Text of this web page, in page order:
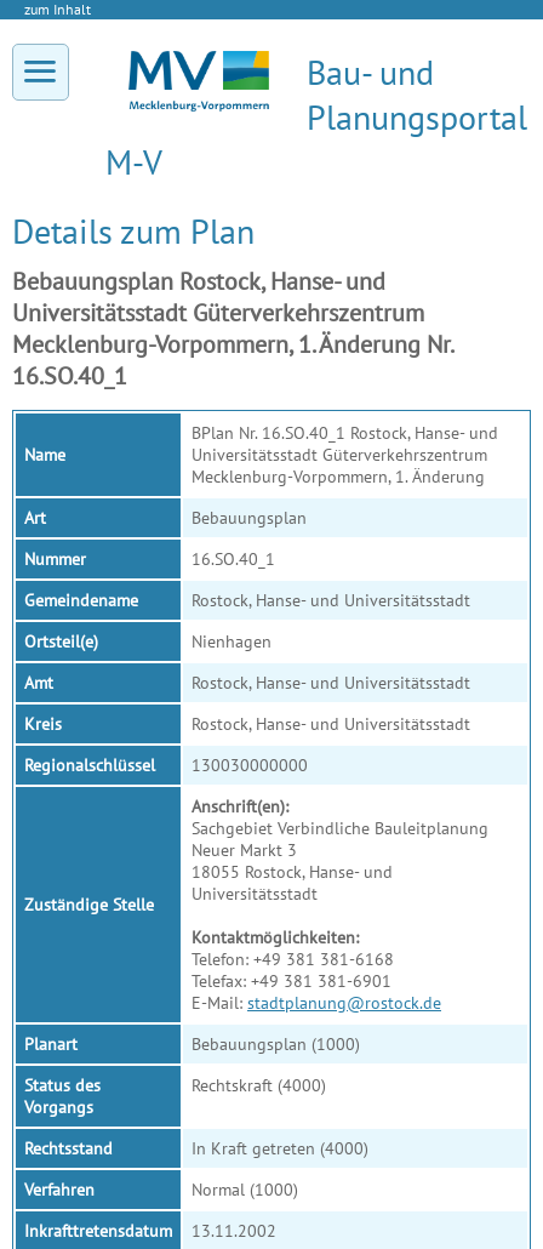
zum Inhalt
Bau- und
Planungsportal
M-V
Details zum Plan
Bebauungsplan Rostock, Hanse- und
Universitätsstadt Güterverkehrszentrum
Mecklenburg-Vorpommern, 1. Änderung Nr.
16.SO.40_1
Name
BPlan Nr. 16.SO.40_1 Rostock, Hanse- und
Universitätsstadt Güterverkehrszentrum
Mecklenburg-Vorpommern, 1. Änderung
Art
Bebauungsplan
Nummer
16.SO.40_1
Gemeindename
Rostock, Hanse- und Universitätsstadt
Ortsteil(e)
Nienhagen
Amt
Rostock, Hanse- und Universitätsstadt
Kreis
Rostock, Hanse- und Universitätsstadt
Regionalschlüssel
130030000000
Zuständige Stelle
Anschrift(en):
Sachgebiet Verbindliche Bauleitplanung
Neuer Markt 3
18055 Rostock, Hanse- und
Universitätsstadt
Kontaktmöglichkeiten:
Telefon: +49 381 381-6168
Telefax: +49 381 381-6901
E-Mail: stadtplanung@rostock.de
Planart
Bebauungsplan (1000)
Status des
Vorgangs
Rechtskraft (4000)
Rechtsstand
In Kraft getreten (4000)
Verfahren
Normal (1000)
Inkrafttretensdatum
13.11.2002